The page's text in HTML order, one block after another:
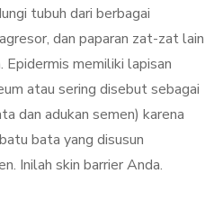
tubuh dari berbagai
dan paparan zat-zat lain
Epidermis memiliki lapisan
atau sering disebut sebagai
dan adukan semen) karena
bata yang disusun
Inilah skin barrier Anda.